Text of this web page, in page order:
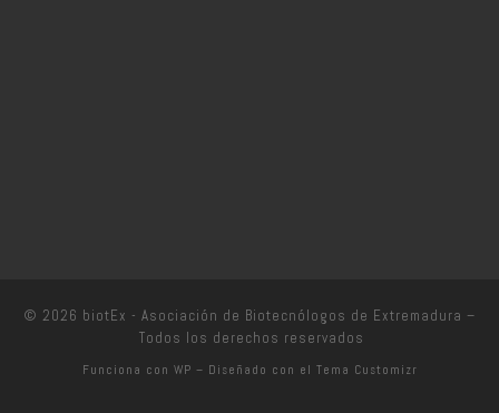
© 2026 biotEx - Asociación de Biotecnólogos de Extremadura –
Todos los derechos reservados
Funciona con WP – Diseñado con el Tema Customizr